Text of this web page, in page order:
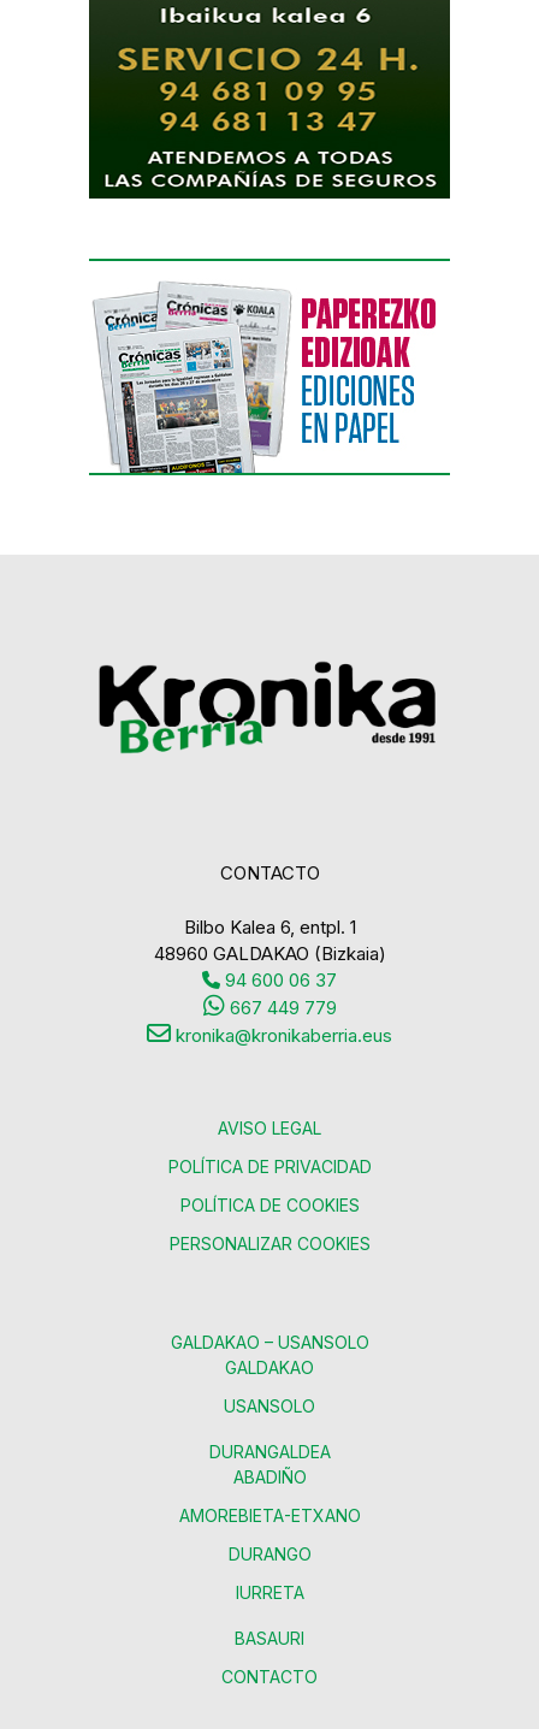
CONTACTO
Bilbo Kalea 6, entpl. 1
48960 GALDAKAO (Bizkaia)
94 600 06 37
667 449 779
kronika@kronikaberria.eus
AVISO LEGAL
POLÍTICA DE PRIVACIDAD
POLÍTICA DE COOKIES
PERSONALIZAR COOKIES
GALDAKAO – USANSOLO
GALDAKAO
USANSOLO
DURANGALDEA
ABADIÑO
AMOREBIETA-ETXANO
DURANGO
IURRETA
BASAURI
CONTACTO